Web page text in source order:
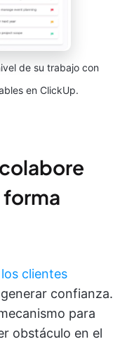
de su trabajo con
en ClickUp.
forma
clientes
confianza.
para
obstáculo en el